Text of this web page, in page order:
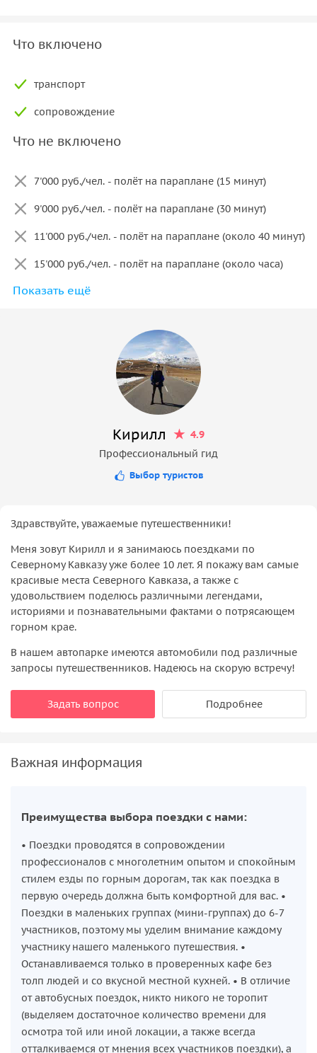
Что включено
транспорт
сопровождение
Что не включено
7'000 руб./чел. - полёт на параплане (15 минут)
9'000 руб./чел. - полёт на параплане (30 минут)
11'000 руб./чел. - полёт на параплане (около 40 минут)
15'000 руб./чел. - полёт на параплане (около часа)
питание и напитки в кафе
Показать ещё
Кирилл
4.9
Профессиональный гид
Выбор туристов
Здравствуйте, уважаемые путешественники!
Меня зовут Кирилл и я занимаюсь поездками по
Северному Кавказу уже более 10 лет. Я покажу вам самые
красивые места Северного Кавказа, а также с
удовольствием поделюсь различными легендами,
историями и познавательными фактами о потрясающем
горном крае.
В нашем автопарке имеются автомобили под различные
запросы путешественников. Надеюсь на скорую встречу!
Задать вопрос Подробнее
Важная информация
Преимущества выбора поездки с нами:
• Поездки проводятся в сопровождении
профессионалов с многолетним опытом и спокойным
стилем езды по горным дорогам, так как поездка в
первую очередь должна быть комфортной для вас. •
Поездки в маленьких группах (мини-группах) до 6-7
участников, поэтому мы уделим внимание каждому
участнику нашего маленького путешествия. •
Останавливаемся только в проверенных кафе без
толп людей и со вкусной местной кухней. • В отличие
от автобусных поездок, никто никого не торопит
(выделяем достаточное количество времени для
осмотра той или иной локации, а также всегда
отталкиваемся от мнения всех участников поездки), а